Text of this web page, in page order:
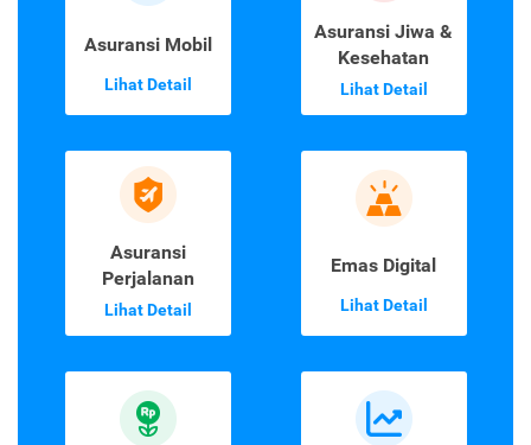
Asuransi Mobil
Lihat Detail
Asuransi Jiwa &
Kesehatan
Lihat Detail
Asuransi
Perjalanan
Lihat Detail
Emas Digital
Lihat Detail